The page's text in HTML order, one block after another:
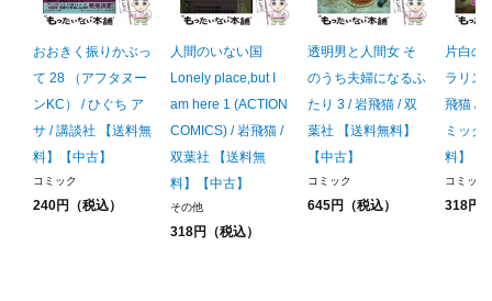
おおきく振りかぶっ
て 28 （アフタヌー
ンKC） / ひぐち ア
サ / 講談社 【送料無
料】【中古】
コミック
240円（税込）
人間のいない国
Lonely place,but I
am here 1 (ACTION
COMICS) / 岩飛猫 /
双葉社 【送料無
料】【中古】
その他
318円（税込）
透明男と人間女 そ
のうち夫婦になるふ
たり 3 / 岩飛猫 / 双
葉社 【送料無料】
【中古】
コミック
645円（税込）
片白の
ラリス
飛猫 /
ミック
料】【
コミック
318円